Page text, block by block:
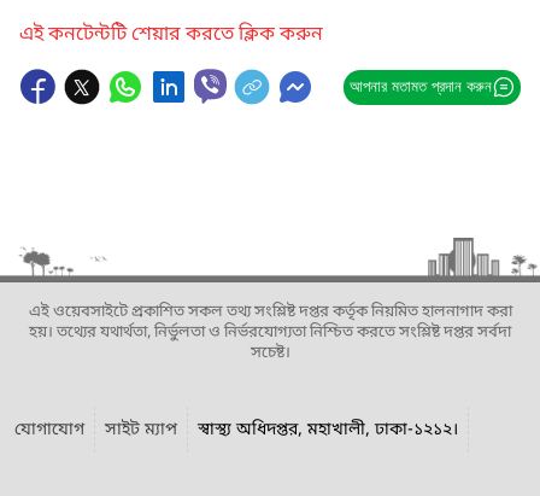
এই কনটেন্টটি শেয়ার করতে ক্লিক করুন
আপনার মতামত প্রদান করুন
এই ওয়েবসাইটে প্রকাশিত সকল তথ্য সংশ্লিষ্ট দপ্তর কর্তৃক নিয়মিত হালনাগাদ করা
হয়। তথ্যের যথার্থতা, নির্ভুলতা ও নির্ভরযোগ্যতা নিশ্চিত করতে সংশ্লিষ্ট দপ্তর সর্বদা
সচেষ্ট।
যোগাযোগ সাইট ম্যাপ স্বাস্থ্য অধিদপ্তর, মহাখালী, ঢাকা-১২১২।